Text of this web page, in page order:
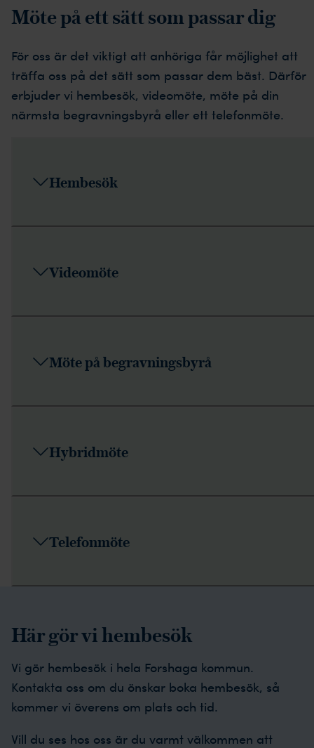
Möte på ett sätt som passar dig
För oss är det viktigt att anhöriga får möjlighet att
träffa oss på det sätt som passar dem bäst. Därför
erbjuder vi hembesök, videomöte, möte på din
närmsta begravningsbyrå eller ett telefonmöte.
Hembesök
Videomöte
Möte på begravningsbyrå
Hybridmöte
Telefonmöte
Här gör vi hembesök
Vi gör hembesök i hela Forshaga kommun.
Kontakta oss om du önskar boka hembesök, så
kommer vi överens om plats och tid.
Vill du ses hos oss är du varmt välkommen att